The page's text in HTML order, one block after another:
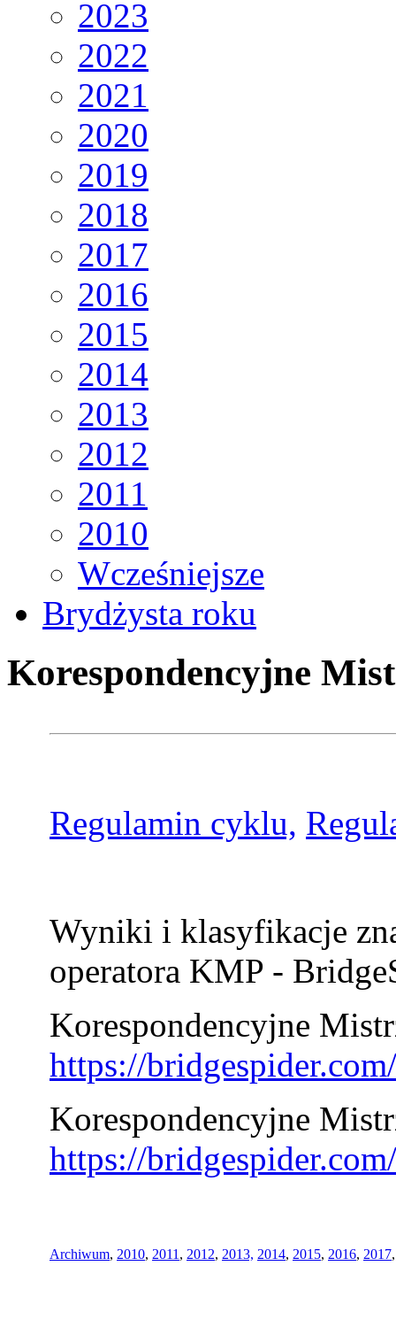
2023
2022
2021
2020
2019
2018
2017
2016
2015
2014
2013
2012
2011
2010
Wcześniejsze
Brydżysta roku
Korespondencyjne
Regulamin cyklu,
Wyniki i klasyfikacje
operatora KMP -
Korespondencyjne
https://
Korespondencyjne
https://
Archiwum, 2010, 2011 , 2012, 2013, 2014, 2015, 2016, 2017